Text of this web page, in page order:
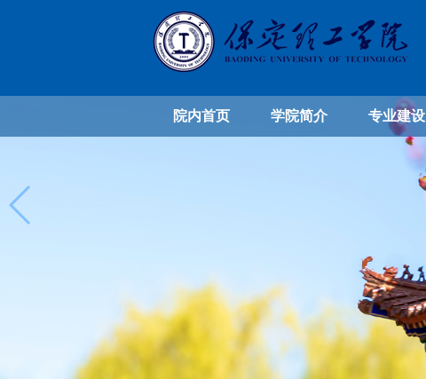
院内首页 学院简介 专业建设